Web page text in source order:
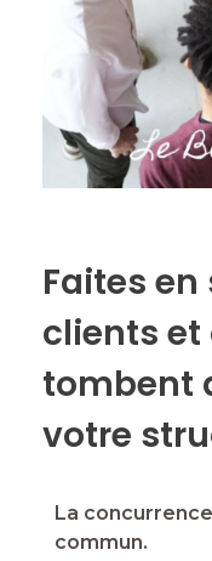
Faites
clients
tombent
votre
La
commun.